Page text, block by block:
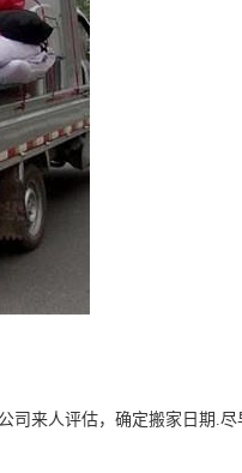
司来人评估，确定搬家日期.